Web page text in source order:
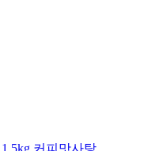
커피맛사탕